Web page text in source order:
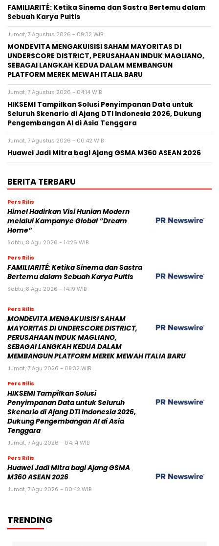
FAMILIARITÉ: Ketika Sinema dan Sastra Bertemu dalam
Sebuah Karya Puitis
Jumat, 7 Agustus 2026 - 09:32 WIB
MONDEVITA MENGAKUISISI SAHAM MAYORITAS DI
UNDERSCORE DISTRICT, PERUSAHAAN INDUK MAGLIANO,
SEBAGAI LANGKAH KEDUA DALAM MEMBANGUN
PLATFORM MEREK MEWAH ITALIA BARU
Jumat, 7 Agustus 2026 - 04:14 WIB
HIKSEMI Tampilkan Solusi Penyimpanan Data untuk
Seluruh Skenario di Ajang DTI Indonesia 2026, Dukung
Pengembangan AI di Asia Tenggara
Jumat, 7 Agustus 2026 - 00:42 WIB
Huawei Jadi Mitra bagi Ajang GSMA M360 ASEAN 2026
BERITA TERBARU
Pers Rilis
Himel Hadirkan Visi Hunian Modern
melalui Kampanye Global “Dream
Home”
Sabtu, 8 Agu 2026 - 14:26 WIB
Pers Rilis
FAMILIARITÉ: Ketika Sinema dan Sastra
Bertemu dalam Sebuah Karya Puitis
Sabtu, 8 Agu 2026 - 14:19 WIB
Pers Rilis
MONDEVITA MENGAKUISISI SAHAM
MAYORITAS DI UNDERSCORE DISTRICT,
PERUSAHAAN INDUK MAGLIANO,
SEBAGAI LANGKAH KEDUA DALAM
MEMBANGUN PLATFORM MEREK MEWAH ITALIA BARU
Jumat, 7 Agu 2026 - 09:32 WIB
Pers Rilis
HIKSEMI Tampilkan Solusi
Penyimpanan Data untuk Seluruh
Skenario di Ajang DTI Indonesia 2026,
Dukung Pengembangan AI di Asia
Tenggara
Jumat, 7 Agu 2026 - 04:14 WIB
Pers Rilis
Huawei Jadi Mitra bagi Ajang GSMA
M360 ASEAN 2026
Jumat, 7 Agu 2026 - 00:42 WIB
TRENDING